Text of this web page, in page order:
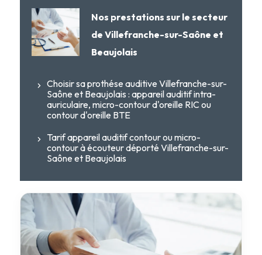
Nos prestations sur le secteur
de Villefranche-sur-Saône et
Beaujolais
Choisir sa prothése auditive Villefranche-sur-
Saône et Beaujolais : appareil auditif intra-
auriculaire, micro-contour d'oreille RIC ou
contour d'oreille BTE
Tarif appareil auditif contour ou micro-
contour à écouteur déporté Villefranche-sur-
Saône et Beaujolais